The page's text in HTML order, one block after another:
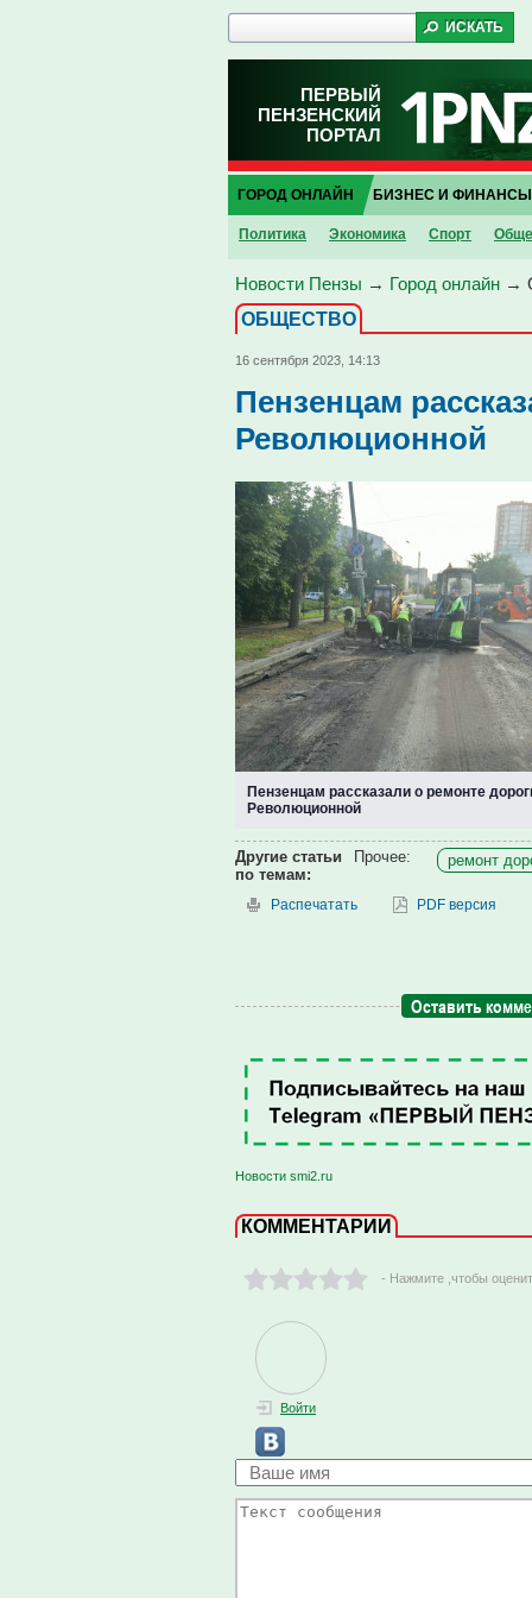
ПЕРВЫЙ
ПЕНЗЕНСКИЙ
ПОРТАЛ
ГОРОД ОНЛАЙН
Политика Экономика Спорт
БИЗНЕС И ФИНАНСЫ
Новости Пензы → Город онлайн →
ОБЩЕСТВО
16 сентября 2023, 14:13
Пензенцам
Революционной
Пензенцам рассказали о ремонте
Революционной
Другие статьи
по темам:
Прочее: ремонт
Распечатать PDF версия
Оставить
Новости smi2.ru
КОММЕНТАРИИ
- Нажмите ,чтобы
Войти